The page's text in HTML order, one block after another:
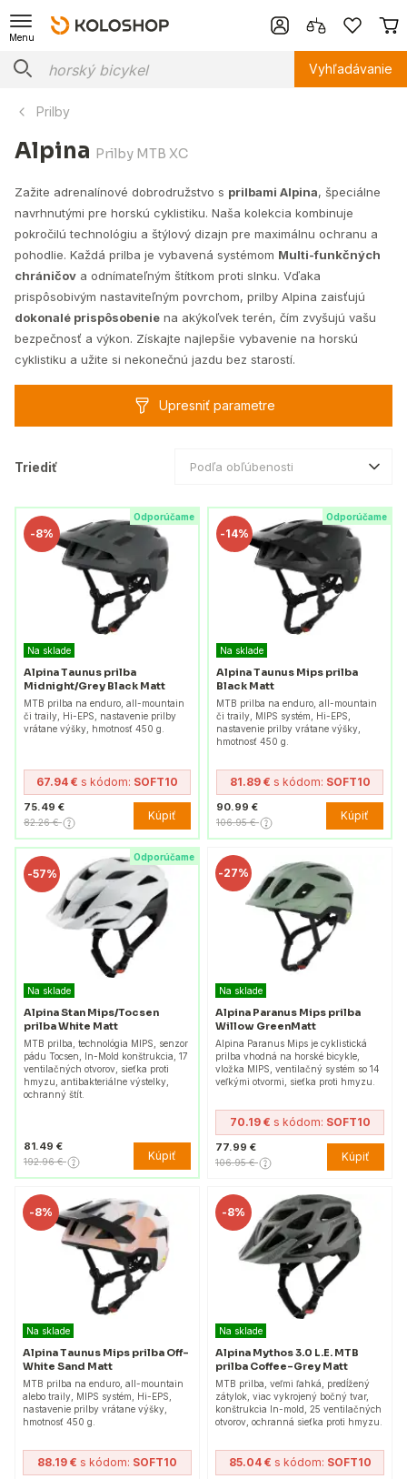
Menu
Vyhľadávanie
Prilby
Alpina Prilby MTB XC
Zažite adrenalínové dobrodružstvo s prilbami Alpina, špeciálne
navrhnutými pre horskú cyklistiku. Naša kolekcia kombinuje
pokročilú technológiu a štýlový dizajn pre maximálnu ochranu a
pohodlie. Každá prilba je vybavená systémom Multi-funkčných
chráničov a odnímateľným štítkom proti slnku. Vďaka
prispôsobivým nastaviteľným povrchom, prilby Alpina zaisťujú
dokonalé prispôsobenie na akýkoľvek terén, čím zvyšujú vašu
bezpečnosť a výkon. Získajte najlepšie vybavenie na horskú
cyklistiku a užite si nekonečnú jazdu bez starostí.
Upresniť parametre
Triediť Podľa obľúbenosti
Odporúčame
-8%
Na sklade
Alpina Taunus prilba
Midnight/Grey Black Matt
MTB prilba na enduro, all-mountain
či traily, Hi-EPS, nastavenie prilby
vrátane výšky, hmotnosť 450 g.
67.94 € s kódom: SOFT10
75.49 €
82.26 € Kúpiť
Odporúčame
-14%
Na sklade
Alpina Taunus Mips prilba
Black Matt
MTB prilba na enduro, all-mountain
či traily, MIPS systém, Hi-EPS,
nastavenie prilby vrátane výšky,
hmotnosť 450 g.
81.89 € s kódom: SOFT10
90.99 €
106.95 € Kúpiť
Odporúčame
-57%
Na sklade
Alpina Stan Mips/Tocsen
prilba White Matt
MTB prilba, technológia MIPS, senzor
pádu Tocsen, In-Mold konštrukcia, 17
ventilačných otvorov, sieťka proti
hmyzu, antibakteriálne výstelky,
ochranný štít.
81.49 €
192.96 € Kúpiť
-27%
Na sklade
Alpina Paranus Mips prilba
Willow GreenMatt
Alpina Paranus Mips je cyklistická
prilba vhodná na horské bicykle,
vložka MIPS, ventilačný systém so 14
veľkými otvormi, sieťka proti hmyzu.
70.19 € s kódom: SOFT10
77.99 €
106.95 € Kúpiť
-8%
Na sklade
Alpina Taunus Mips prilba Off-
White Sand Matt
MTB prilba na enduro, all-mountain
alebo traily, MIPS systém, Hi-EPS,
nastavenie prilby vrátane výšky,
hmotnosť 450 g.
88.19 € s kódom: SOFT10
-8%
Na sklade
Alpina Mythos 3.0 L.E. MTB
prilba Coffee-Grey Matt
MTB prilba, veľmi ľahká, predĺžený
zátylok, viac vykrojený bočný tvar,
konštrukcia In-mold, 25 ventilačných
otvorov, ochranná sieťka proti hmyzu.
85.04 € s kódom: SOFT10